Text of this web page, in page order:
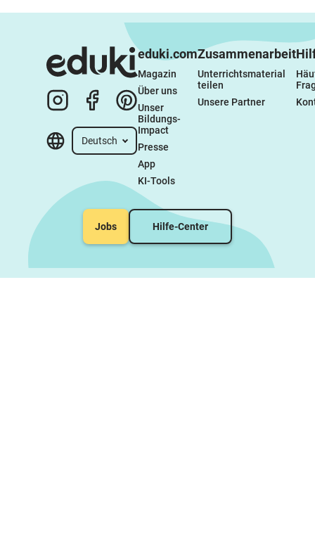
Deutsch
eduki.com
Magazin
Über uns
Unser
Bildungs-
Impact
Presse
App
KI-Tools
Zusammenarbeit
Unterrichtsmaterial
teilen
Unsere Partner
Jobs Hilfe-Center